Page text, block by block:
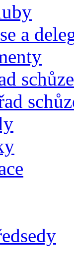
a
schůze